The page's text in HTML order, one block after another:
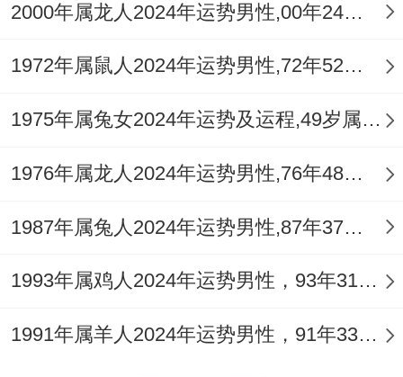
疲，反而作用核心业务表现。
2.3 适合转换工作或创业吗？
「驿马逢冲」之年变动意象极强。对于在原
主动寻求变化的良机，不管是内部转岗还是
跳槽，成功几率较高，但创业则需格外谨
因流年财星不显，且比劫重重，代表着开拓
2000年属龙人2024年运势男性,00年24岁属龙男2024年每月运程怎么样
1972年属鼠人2024年运势男性,72年52岁属鼠男2024年每月运程怎么样
1975年属兔女2024年运势及运程,49岁属兔人2024全年每月运势女性如何
1976年属龙人2024年运势男性,76年48岁属龙男2024年每月运程怎么样
1987年属兔人2024年运势男性,87年37岁属兔男2024年每月运程怎么样
1993年属鸡人2024年运势男性，93年31岁属鸡男2024年每月运程怎么样
1991年属羊人2024年运势男性，91年33岁属羊男2024年每月运程怎么样